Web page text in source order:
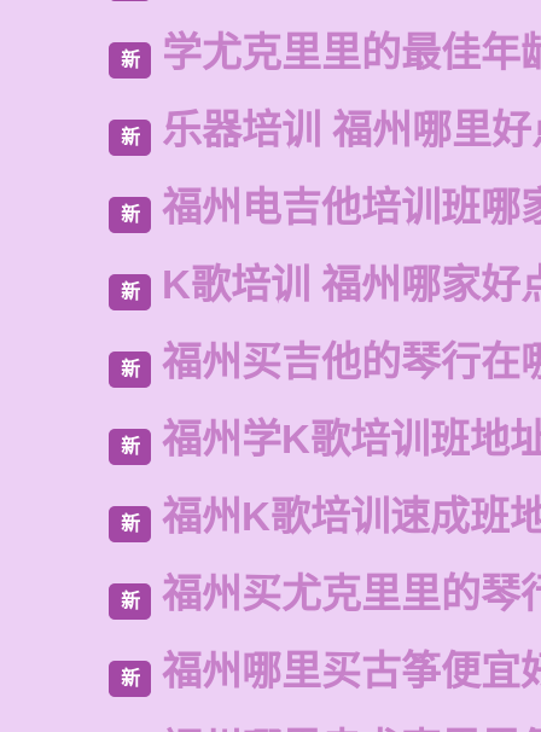
新 学尤克里里的最佳年
新 乐器培训 福州哪里
新 福州电吉他培训班哪
新 K歌培训 福州哪家好
新 福州买吉他的琴行在
新 福州学K歌培训班地
新 福州K歌培训速成班
新 福州买尤克里里的琴
新 福州哪里买古筝便宜